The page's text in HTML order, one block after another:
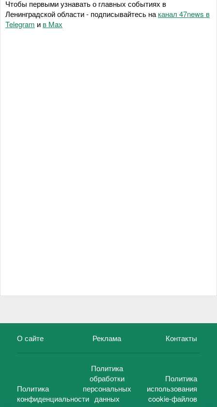
Чтобы первыми узнавать о главных событиях в
Ленинградской области - подписывайтесь на канал 47news в
Telegram и в Maх
О сайте Реклама Контакты
Политика
конфиденциальности
Политика
обработки
персональных
данных
Политика
использования
cookie-файлов